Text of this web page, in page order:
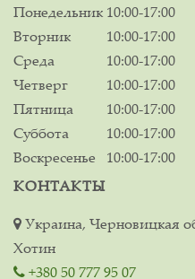
Понедельник 10:00-17:00
Вторник
10:00-17:00
Среда
10:00-17:00
Четверг
10:00-17:00
Пятница
10:00-17:00
Суббота
10:00-17:00
Воскресенье
10:00-17:00
КОНТАКТЫ
Украина, Черновицкая
Хотин
+380 50 777 95 07